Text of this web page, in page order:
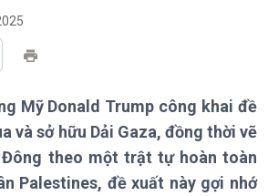
Thời sự
Thời sự 6h
Thời sự 12h
Thời sự 18h
Mỹ Donald Trump công khai đề
và sở hữu Dải Gaza, đồng thời vẽ
Đông theo một trật tự hoàn toàn
Palestines, đề xuất này gợi nhớ